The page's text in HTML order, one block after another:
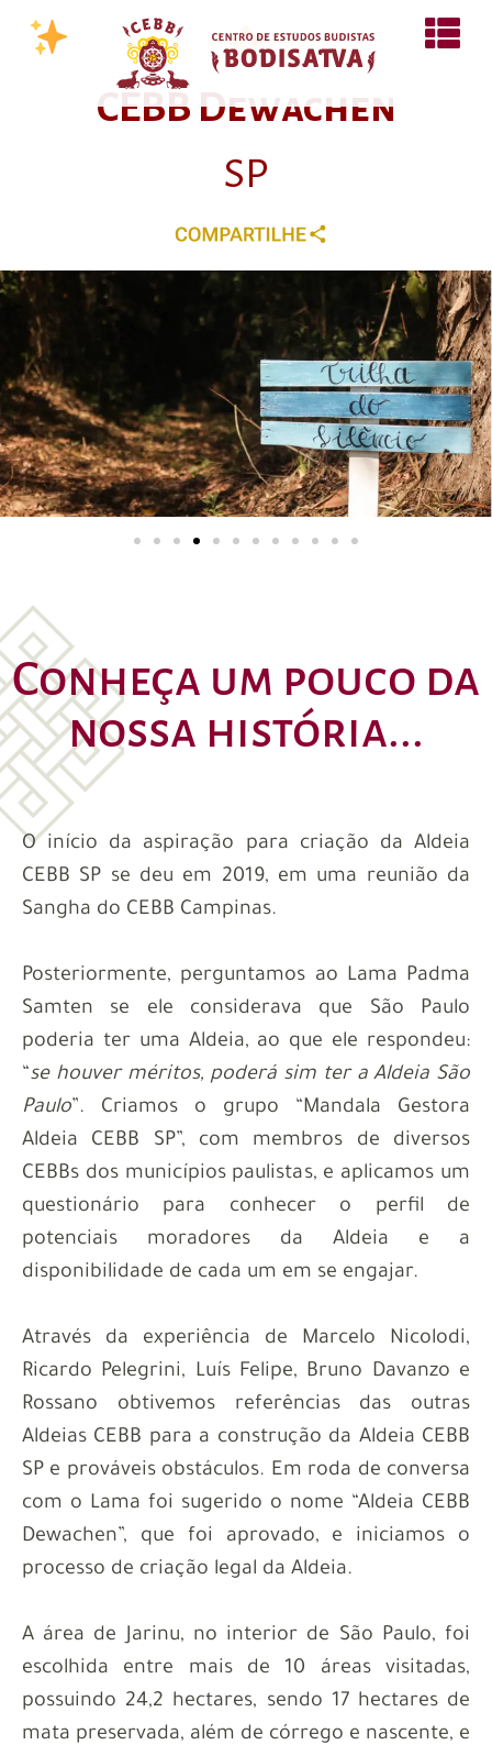
CEBB Dewachen
SP
Conheça um pouco da
nossa história...
O início da aspiração para criação da Aldeia
CEBB SP se deu em 2019, em uma reunião da
Sangha do CEBB Campinas.
Posteriormente, perguntamos ao Lama Padma
Samten se ele considerava que São Paulo
poderia ter uma Aldeia, ao que ele respondeu:
“se houver méritos, poderá sim ter a Aldeia São
Paulo”. Criamos o grupo “Mandala Gestora
Aldeia CEBB SP”, com membros de diversos
CEBBs dos municípios paulistas, e aplicamos um
questionário para conhecer o perfil de
potenciais moradores da Aldeia e a
disponibilidade de cada um em se engajar.
Através da experiência de Marcelo Nicolodi,
Ricardo Pelegrini, Luís Felipe, Bruno Davanzo e
Rossano obtivemos referências das outras
Aldeias CEBB para a construção da Aldeia CEBB
SP e prováveis obstáculos. Em roda de conversa
com o Lama foi sugerido o nome “Aldeia CEBB
Dewachen”, que foi aprovado, e iniciamos o
processo de criação legal da Aldeia.
A área de Jarinu, no interior de São Paulo, foi
escolhida entre mais de 10 áreas visitadas,
possuindo 24,2 hectares, sendo 17 hectares de
mata preservada, além de córrego e nascente, e